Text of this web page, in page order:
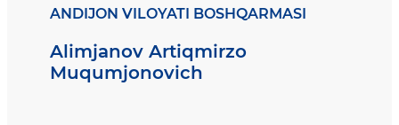
ANDIJON VILOYATI BOSHQARMASI
Alimjanov Artiqmirzo
Muqumjonovich